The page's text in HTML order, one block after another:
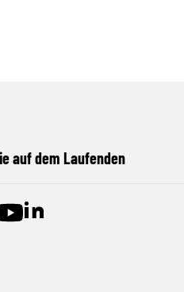
auf dem Laufenden